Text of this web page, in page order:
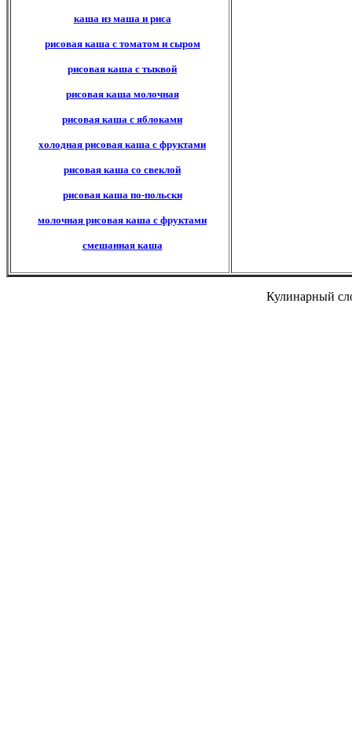
каша из маша и риса
рисовая каша с томатом и сыром
рисовая каша с тыквой
рисовая каша молочная
рисовая каша с яблоками
холодная рисовая каша с фруктами
рисовая каша со свеклой
рисовая каша по-польски
молочная рисовая каша с фруктами
смешанная каша
Кулинарный